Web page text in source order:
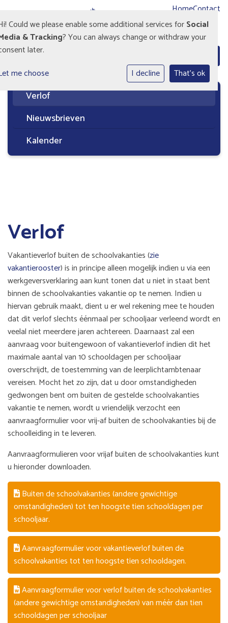
HomeContact
Verlof
Nieuwsbrieven
Kalender
Verlof
Vakantieverlof buiten de schoolvakanties (zie
vakantierooster) is in principe alleen mogelijk indien u via een
werkgeversverklaring aan kunt tonen dat u niet in staat bent
binnen de schoolvakanties vakantie op te nemen. Indien u
hiervan gebruik maakt, dient u er wel rekening mee te houden
dat dit verlof slechts éénmaal per schooljaar verleend wordt en
veelal niet meerdere jaren achtereen. Daarnaast zal een
aanvraag voor buitengewoon of vakantieverlof indien dit het
maximale aantal van 10 schooldagen per schooljaar
overschrijdt, de toestemming van de leerplichtambtenaar
vereisen. Mocht het zo zijn, dat u door omstandigheden
gedwongen bent om buiten de gestelde schoolvakanties
vakantie te nemen, wordt u vriendelijk verzocht een
aanvraagformulier voor vrij-af buiten de schoolvakanties bij de
schoolleiding in te leveren.
Aanvraagformulieren voor vrijaf buiten de schoolvakanties kunt
u hieronder downloaden.
Buiten de schoolvakanties (andere gewichtige
omstandigheden) tot ten hoogste tien schooldagen per
schooljaar.
Aanvraagformulier voor vakantieverlof buiten de
schoolvakanties tot ten hoogste tien schooldagen.
Aanvraagformulier voor verlof buiten de schoolvakanties
(andere gewichtige omstandigheden) van méér dan tien
schooldagen per schooljaar
Could we please enable some additional services forSocial
& Tracking? You can always change or withdraw your
later.
me choose
I decline That's ok